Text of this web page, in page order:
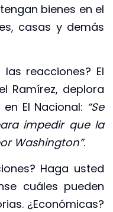
bienes en el
casas y demás
reacciones? El
Ramírez, deplora
El Nacional: “Se
impedir que la
Washington”.
Haga usted
cuáles pueden
¿Económicas?